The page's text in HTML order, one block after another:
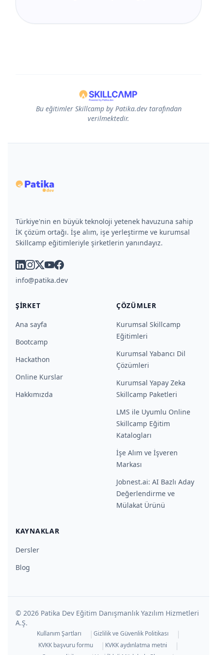
Bu eğitimler Skillcamp by Patika.dev tarafından
verilmektedir.
Türkiye'nin en büyük teknoloji yetenek havuzuna sahip
İK çözüm ortağı. İşe alım, işe yerleştirme ve kurumsal
Skillcamp eğitimleriyle şirketlerin yanındayız.
linkedin
instagram
x youtube
facebook
info@patika.dev
ŞIRKET
Ana sayfa
Bootcamp
Hackathon
Online Kurslar
Hakkımızda
ÇÖZÜMLER
Kurumsal Skillcamp
Eğitimleri
Kurumsal Yabancı Dil
Çözümleri
Kurumsal Yapay Zeka
Skillcamp Paketleri
LMS ile Uyumlu Online
Skillcamp Eğitim
Katalogları
İşe Alım ve İşveren
Markası
Jobnest.ai: AI Bazlı Aday
Değerlendirme ve
Mülakat Ürünü
KAYNAKLAR
Dersler
Blog
© 2026 Patika Dev Eğitim Danışmanlık Yazılım Hizmetleri
A.Ş.
Kullanım Şartları | Gizlilik ve Güvenlik Politikası |
KVKK başvuru formu | KVKK aydınlatma metni |